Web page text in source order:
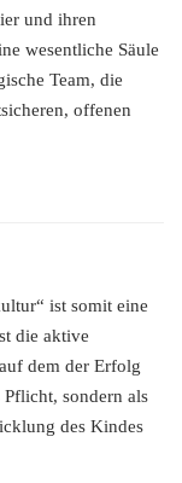
und ihren
wesentliche Säule
Team, die
offenen
ist somit eine
die aktive
dem der Erfolg
sondern als
des Kindes